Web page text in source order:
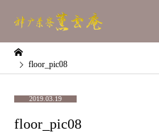
floor_pic08
2019.03.19
floor_pic08